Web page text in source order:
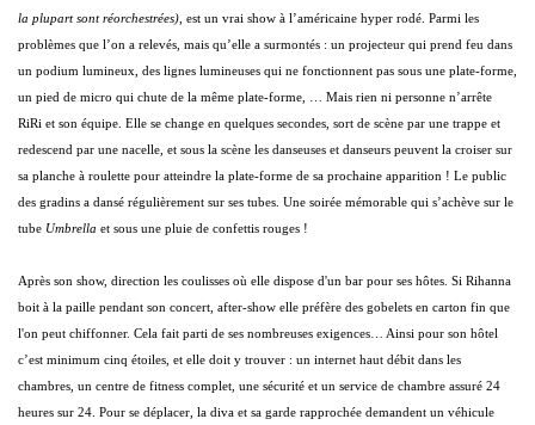
la plupart sont réorchestrées) , est un vrai show à l’américaine hyper rodé. Parmi les
problèmes que l’on a relevés, mais qu’elle a surmontés : un projecteur qui prend feu dans
un podium lumineux, des lignes lumineuses qui ne fonctionnent pas sous une plate-forme,
un pied de micro qui chute de la même plate-forme, … Mais rien ni personne n’arrête
RiRi et son équipe. Elle se change en quelques secondes, sort de scène par une trappe et
redescend par une nacelle, et sous la scène les danseuses et danseurs peuvent la croiser sur
sa planche à roulette pour atteindre la plate-forme de sa prochaine apparition ! Le public
des gradins a dansé régulièrement sur ses tubes. Une soirée mémorable qui s’achève sur le
tube Umbrella et sous une pluie de confettis rouges !
Après son show, direction les coulisses où elle dispose d'un bar pour ses hôtes. Si Rihanna
boit à la paille pendant son concert, after-show elle préfère des gobelets en carton fin que
l'on peut chiffonner. Cela fait parti de ses nombreuses exigences… Ainsi pour son hôtel
c’est minimum cinq étoiles, et elle doit y trouver : un internet haut débit dans les
chambres, un centre de fitness complet, une sécurité et un service de chambre assuré 24
heures sur 24. Pour se déplacer, la diva et sa garde rapprochée demandent un véhicule